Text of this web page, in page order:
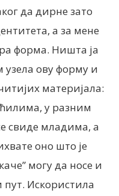
да дирне зато
а за мене
форма. Ништа ја
узела ову форму и
материјала:
у разним
свиде младима, а
оно што је
могу да носе и
пут. Искористила